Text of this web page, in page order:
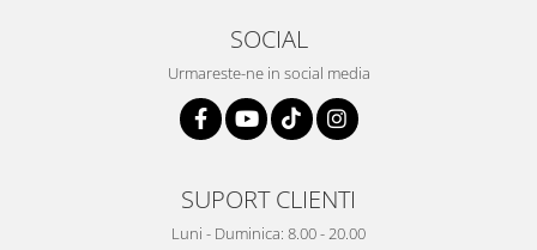
SOCIAL
Urmareste-ne in social media
SUPORT CLIENTI
Luni - Duminica: 8.00 - 20.00